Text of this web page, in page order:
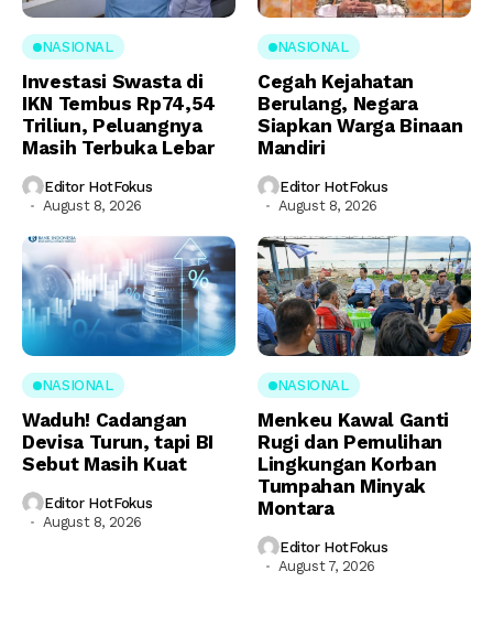
NASIONAL
Investasi Swasta di
IKN Tembus Rp74,54
Triliun, Peluangnya
Masih Terbuka Lebar
Editor HotFokus
August 8, 2026
NASIONAL
Cegah Kejahatan
Berulang, Negara
Siapkan Warga Binaan
Mandiri
Editor HotFokus
August 8, 2026
NASIONAL
Waduh! Cadangan
Devisa Turun, tapi BI
Sebut Masih Kuat
Editor HotFokus
August 8, 2026
NASIONAL
Menkeu Kawal Ganti
Rugi dan Pemulihan
Lingkungan Korban
Tumpahan Minyak
Montara
Editor HotFokus
August 7, 2026